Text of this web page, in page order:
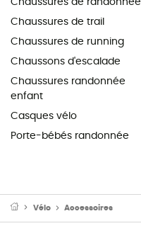
Chaussures de trail
Chaussures de running
Chaussons d'escalade
Chaussures randonnée
enfant
Casques vélo
Porte-bébés randonnée
Vélo Accessoires